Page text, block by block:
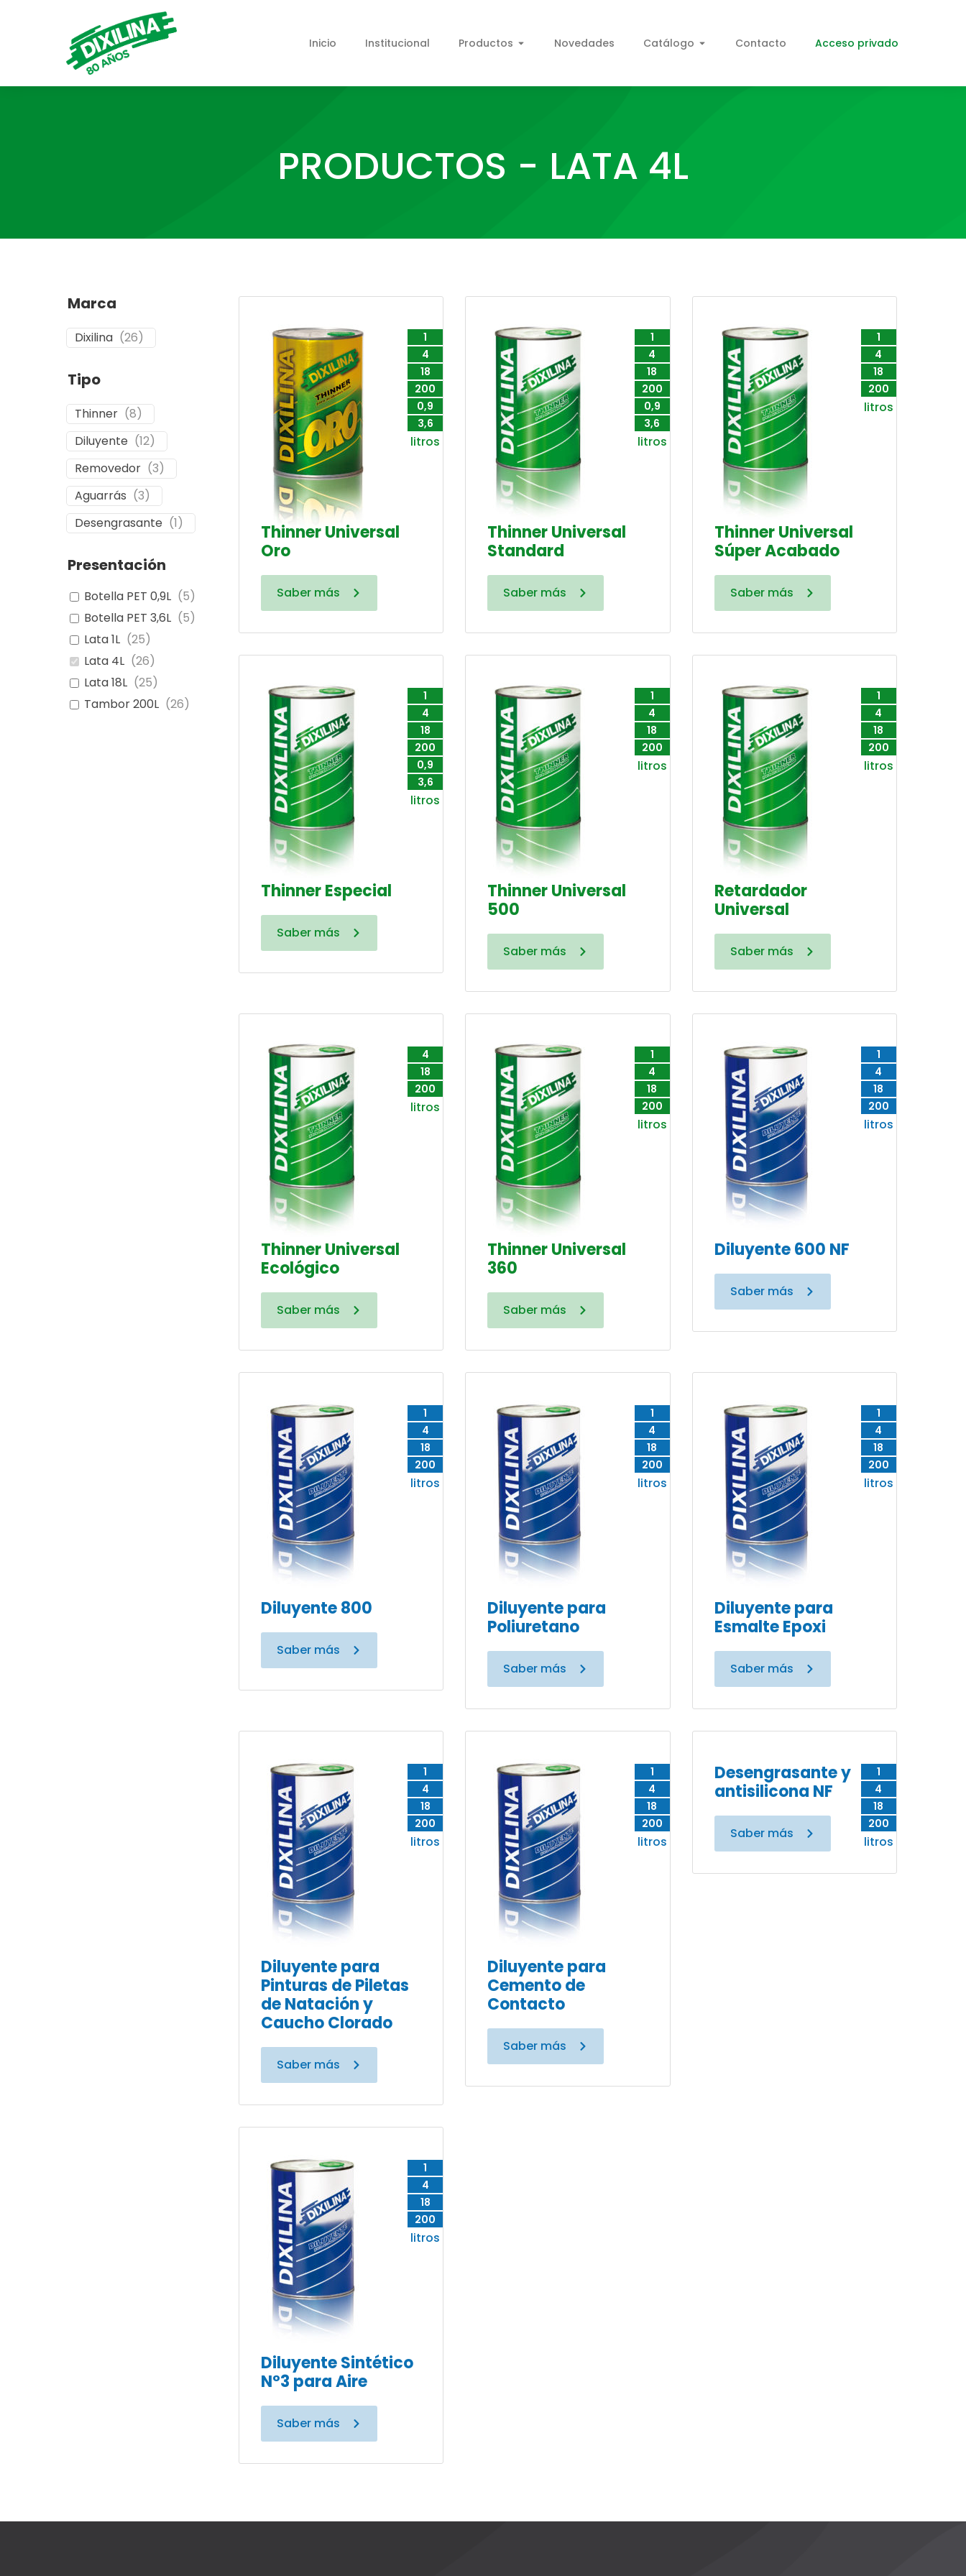
Inicio Institucional Productos Novedades Catálogo Contacto Acceso privado
PRODUCTOS - LATA 4L
Marca
Dixilina (26)
Tipo
Thinner (8)
Diluyente (12)
Removedor (3)
Aguarrás (3)
Desengrasante (1)
Presentación
Botella PET 0,9L (5)
Botella PET 3,6L (5)
Lata 1L (25)
Lata 4L (26)
Lata 18L (25)
Tambor 200L (26)
1
4
18
200
0,9
3,6
litros
Thinner Universal
Oro
Saber más
1
4
18
200
0,9
3,6
litros
Thinner Universal
Standard
Saber más
1
4
18
200
litros
Thinner Universal
Súper Acabado
Saber más
1
4
18
200
0,9
3,6
litros
Thinner Especial
Saber más
1
4
18
200
litros
Thinner Universal
500
Saber más
1
4
18
200
litros
Retardador
Universal
Saber más
4
18
200
litros
Thinner Universal
Ecológico
Saber más
1
4
18
200
litros
Thinner Universal
360
Saber más
1
4
18
200
litros
Diluyente 600 NF
Saber más
1
4
18
200
litros
Diluyente 800
Saber más
1
4
18
200
litros
Diluyente para
Poliuretano
Saber más
1
4
18
200
litros
Diluyente para
Esmalte Epoxi
Saber más
1
4
18
200
litros
Diluyente para
Pinturas de Piletas
de Natación y
Caucho Clorado
Saber más
1
4
18
200
litros
Diluyente para
Cemento de
Contacto
Saber más
1
4
18
200
litros
Desengrasante y
antisilicona NF
Saber más
1
4
18
200
litros
Diluyente Sintético
N°3 para Aire
Saber más